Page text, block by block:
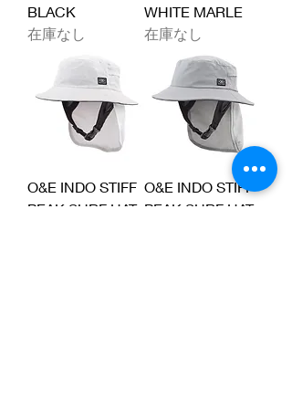
BLACK
在庫なし
WHITE MARLE
在庫なし
O&E INDO STIFF
PEAK SURF HAT
O&E INDO STIFF
PEAK SURF HAT